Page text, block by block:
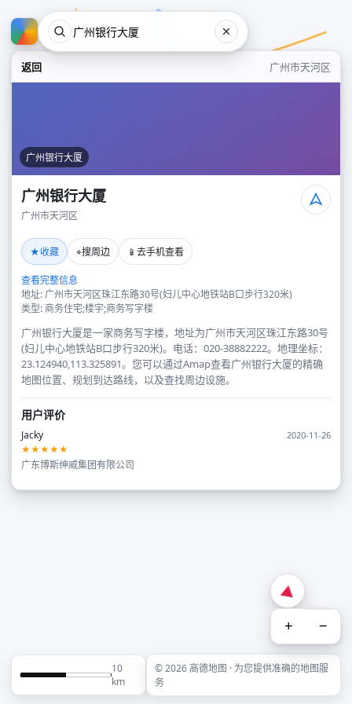
返回 广州市天河区
广州银行大厦
广州银行大厦
广州市天河区
★收藏 ⌖搜周边 📱 去手机查看
查看完整信息
地址: 广州市天河区珠江东路30号(妇儿中心地铁站B口步行320米)
类型: 商务住宅;楼宇;商务写字楼
广州银行大厦是一家商务写字楼，地址为广州市天河区珠江东路30号
(妇儿中心地铁站B口步行320米)。电话：020-38882222。地理坐标：
23.124940,113.325891。您可以通过Amap查看广州银行大厦的精确
地图位置、规划到达路线，以及查找周边设施。
用户评价
Jacky
2020-11-26
★★★★★
广东博斯绅威集团有限公司
+ −
10
km
© 2026 高德地图 · 为您提供准确的地图服
务